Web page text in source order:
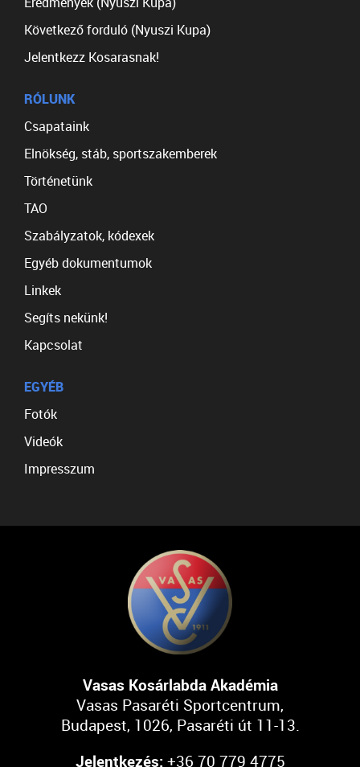
Következő forduló (Nyuszi Kupa)
Jelentkezz Kosarasnak!
RÓLUNK
Csapataink
Elnökség, stáb, sportszakemberek
Történetünk
TAO
Szabályzatok, kódexek
Egyéb dokumentumok
Linkek
Segíts nekünk!
Kapcsolat
EGYÉB
Fotók
Videók
Impresszum
Vasas Kosárlabda Akadémia
Vasas Pasaréti Sportcentrum,
Budapest, 1026, Pasaréti út 11-13.
Jelentkezés: +36 70 779 4775